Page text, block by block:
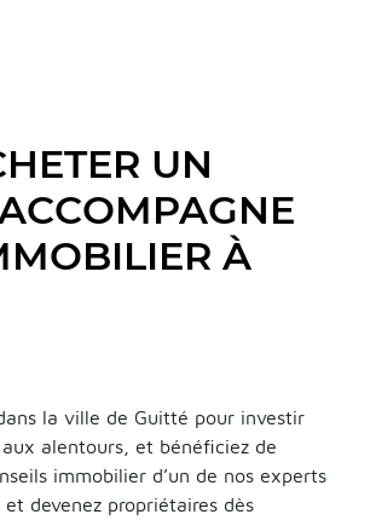
UN
À
la ville de Guitté pour investir
alentours, et bénéficiez de
immobilier d’un de nos experts
devenez propriétaires dès